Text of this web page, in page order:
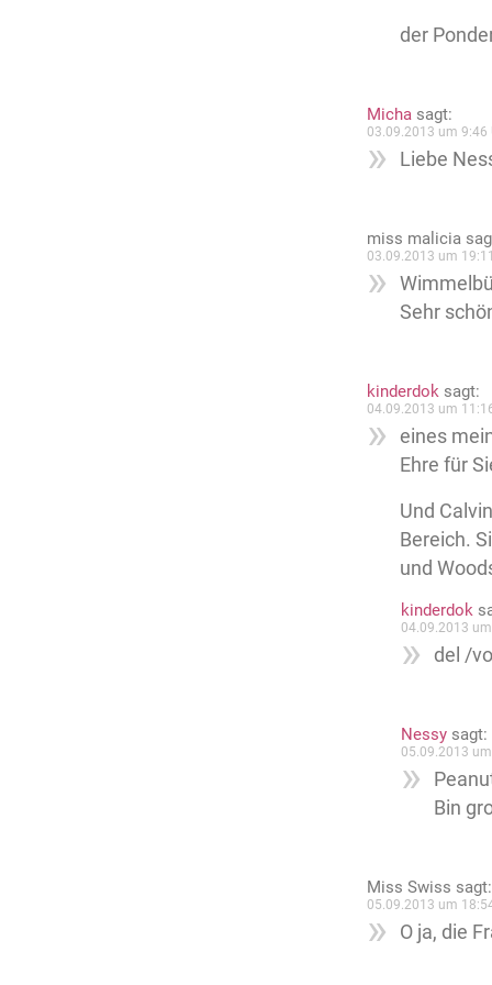
der
Micha sagt:
03.09.2013 um 9:46
Liebe
miss malicia
03.09.2013 um
Sehr
kinderdok sagt:
04.09.2013 um
eines
Ehre für
Und
Bereich.
und
kinderdok
04.09.2013
del /
Nessy sagt:
05.09.2013
Bin
Miss Swiss sagt:
05.09.2013 um
O ja, die